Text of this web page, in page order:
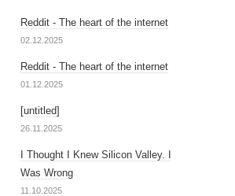
Reddit - The heart of the internet
02.12.2025
Reddit - The heart of the internet
01.12.2025
[untitled]
26.11.2025
I Thought I Knew Silicon Valley. I
Was Wrong
11.10.2025